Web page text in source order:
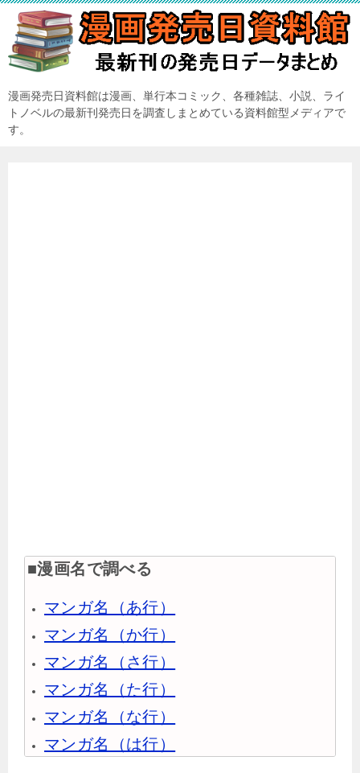
漫画発売日資料館は漫画、単行本コミック、各種雑誌、小説、ライ
トノベルの最新刊発売日を調査しまとめている資料館型メディアで
す。
■漫画名で調べる
マンガ名（あ行）
マンガ名（か行）
マンガ名（さ行）
マンガ名（た行）
マンガ名（な行）
マンガ名（は行）